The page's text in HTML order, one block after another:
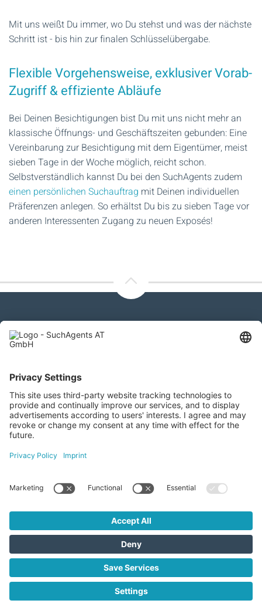
Mit uns weißt Du immer, wo Du stehst und was der nächste
Schritt ist - bis hin zur finalen Schlüsselübergabe.
Flexible Vorgehensweise, exklusiver Vorab-
Zugriff & effiziente Abläufe
Bei Deinen Besichtigungen bist Du mit uns nicht mehr an
klassische Öffnungs- und Geschäftszeiten gebunden: Eine
Vereinbarung zur Besichtigung mit dem Eigentümer, meist
sieben Tage in der Woche möglich, reicht schon.
Selbstverständlich kannst Du bei den SuchAgents zudem
einen persönlichen Suchauftrag mit Deinen individuellen
Präferenzen anlegen. So erhältst Du bis zu sieben Tage vor
anderen Interessenten Zugang zu neuen Exposés!
Please contact us
SuchAgents AT GmbH
Gewerbeallee 13a, 4221 Steyregg
+43 732 266 299
info@suchagents.at
Visit us here as well
SuchAgents AT GmbH © 2026
Terms and Conditions Imprint
Nebenkosten Kauf
Nebenkosten Miete
Datenschutzeinstellungen